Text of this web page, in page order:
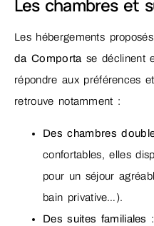
Les chambres et
Les hébergements
da Comporta se déclinent
répondre aux préférences
retrouve notamment :
Des chambres
confortables, elles
pour un séjour
bain privative…).
Des suites familiales